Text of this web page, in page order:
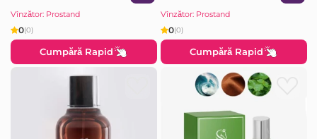
Vînzător: Prostand
0(0)
Cumpără Rapid
Vînzător: Prostand
0(0)
Cumpără Rapid